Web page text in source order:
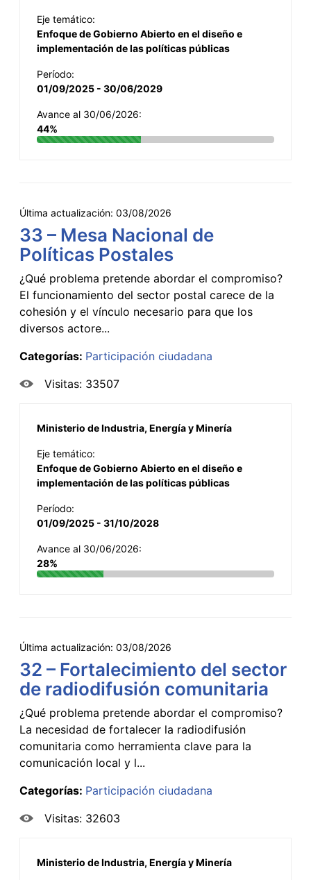
Eje temático:
Enfoque de Gobierno Abierto en el diseño e
implementación de las políticas públicas
Período:
01/09/2025 - 30/06/2029
Avance al 30/06/2026:
44%
Última actualización: 03/08/2026
33 – Mesa Nacional de
Políticas Postales
¿Qué problema pretende abordar el compromiso?
El funcionamiento del sector postal carece de la
cohesión y el vínculo necesario para que los
diversos actore...
Categorías: Participación ciudadana
Visitas: 33507
Ministerio de Industria, Energía y Minería
Eje temático:
Enfoque de Gobierno Abierto en el diseño e
implementación de las políticas públicas
Período:
01/09/2025 - 31/10/2028
Avance al 30/06/2026:
28%
Última actualización: 03/08/2026
32 – Fortalecimiento del sector
de radiodifusión comunitaria
¿Qué problema pretende abordar el compromiso?
La necesidad de fortalecer la radiodifusión
comunitaria como herramienta clave para la
comunicación local y l...
Categorías: Participación ciudadana
Visitas: 32603
Ministerio de Industria, Energía y Minería